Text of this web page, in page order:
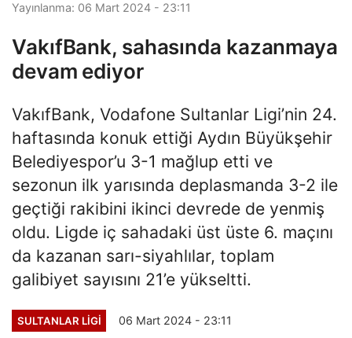
Yayınlanma: 06 Mart 2024 - 23:11
VakıfBank, sahasında kazanmaya
devam ediyor
VakıfBank, Vodafone Sultanlar Ligi’nin 24.
haftasında konuk ettiği Aydın Büyükşehir
Belediyespor’u 3-1 mağlup etti ve
sezonun ilk yarısında deplasmanda 3-2 ile
geçtiği rakibini ikinci devrede de yenmiş
oldu. Ligde iç sahadaki üst üste 6. maçını
da kazanan sarı-siyahlılar, toplam
galibiyet sayısını 21’e yükseltti.
SULTANLAR LIGI 06 Mart 2024 - 23:11